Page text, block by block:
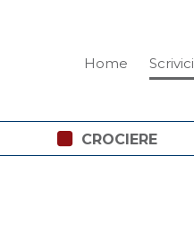
Home Scrivici
CROCIERE